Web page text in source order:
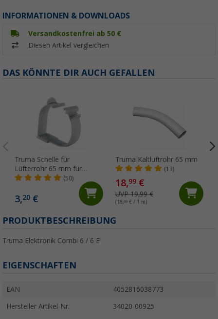
INFORMATIONEN & DOWNLOADS
Versandkostenfrei ab 50 €
Diesen Artikel vergleichen
DAS KÖNNTE DIR AUCH GEFALLEN
Truma Schelle für
Lüfterrohr 65 mm für
Truma Kaltluftrohre
(50)
3,20 €
Truma Kaltluftrohr 65 mm
(13)
18,99€
UVP 19,99 €
(18,99€ / 1 m)
PRODUKTBESCHREIBUNG
Truma Elektronik Combi 6 / 6 E
EIGENSCHAFTEN
EAN 4052816038773
Hersteller Artikel-Nr. 34020-00925